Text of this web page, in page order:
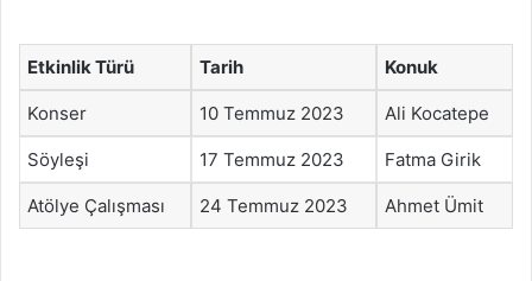
Etkinlik Türü Tarih Konuk
Konser 10 Temmuz 2023 Ali Kocatepe
Söyleşi 17 Temmuz 2023 Fatma Girik
Atölye Çalışması 24 Temmuz 2023 Ahmet Ümit